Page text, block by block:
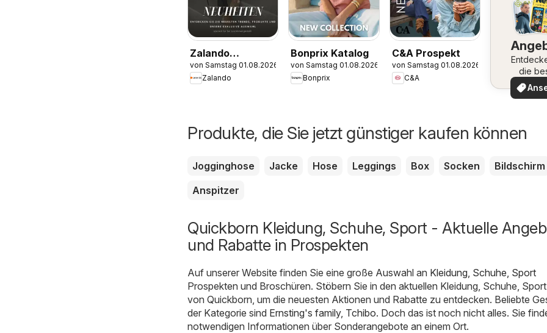
Zalando
Prospekt
von Samstag 01.08.2026
Zalando
Bonprix Katalog
von Samstag 01.08.2026
Bonprix
C&A Prospekt
von Samstag 01.08.2026
C&A
die
Produkte, die Sie jetzt günstiger kaufen können
Jogginghose Jacke Hose Leggings Box Socken
Bildschirm
Anspitzer
Quickborn Kleidung, Schuhe, Sport - Aktuelle
und Rabatte in Prospekten
Auf unserer Website finden Sie eine große Auswahl an Kleidung, Schuhe, Sport
Prospekten und Broschüren. Stöbern Sie in den aktuellen Kleidung, Schuhe,
von Quickborn, um die neuesten Aktionen und Rabatte zu entdecken. Beliebte
der Kategorie sind Ernsting's family, Tchibo. Doch das ist noch nicht alles. Sie
notwendigen Informationen über Sonderangebote an einem Ort.